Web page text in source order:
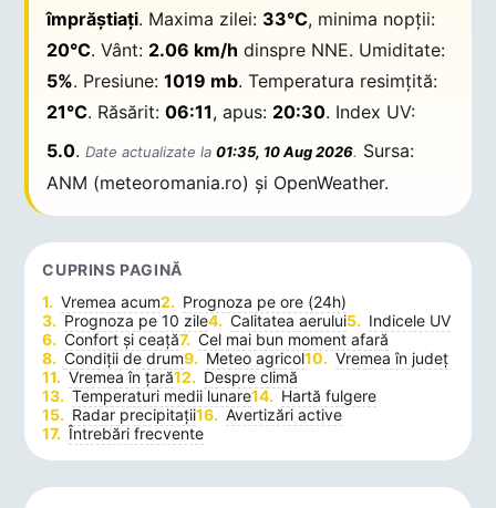
împrăștiați. Maxima zilei: 33°C, minima nopții:
20°C. Vânt: 2.06 km/h dinspre NNE. Umiditate:
5%. Presiune:1019 mb. Temperatura resimțită:
21°C. Răsărit:06:11, apus: 20:30. Index UV:
5.0.Date actualizate la01:35, 10 Aug 2026. Sursa:
ANM (meteoromania.ro) și OpenWeather.
CUPRINS PAGINĂ
Vremea acum
Prognoza pe ore (24h)
Prognoza pe 10 zile
Calitatea aerului
Indicele UV
Confort și ceață
Cel mai bun moment afară
Condiții de drum
Meteo agricol
Vremea în județ
Vremea în țară
Despre climă
Temperaturi medii lunare
Hartă fulgere
Radar precipitații
Avertizări active
Întrebări frecvente